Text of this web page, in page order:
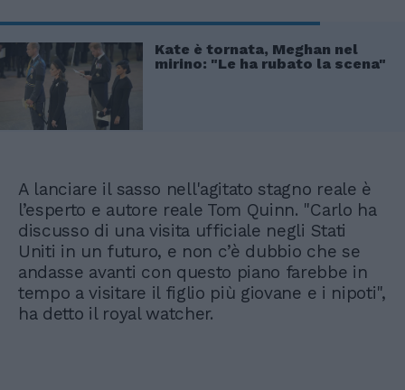
Kate è tornata, Meghan nel
mirino: "Le ha rubato la scena"
A lanciare il sasso nell'agitato stagno reale è
l’esperto e autore reale Tom Quinn. "Carlo ha
discusso di una visita ufficiale negli Stati
Uniti in un futuro, e non c’è dubbio che se
andasse avanti con questo piano farebbe in
tempo a visitare il figlio più giovane e i nipoti",
ha detto il royal watcher.